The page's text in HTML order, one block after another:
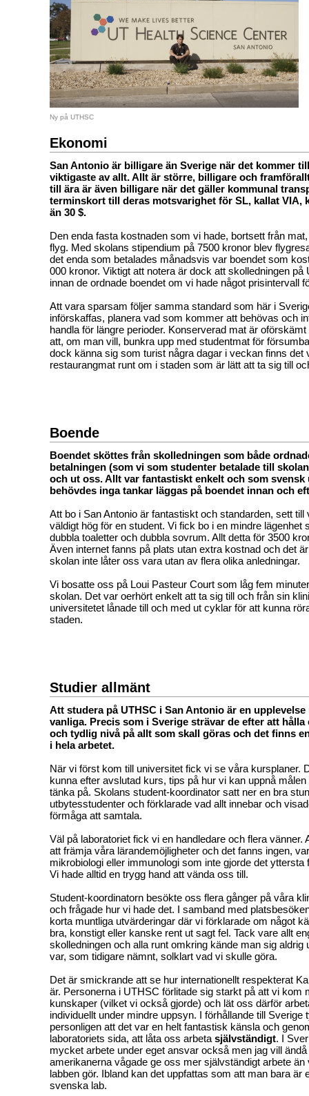
Ny på UTHSC
Ekonomi
San Antonio är billigare än Sverige när det kommer
viktigaste av allt. Allt är större, billigare och
till ära är även billigare när det gäller kommunal
terminskort till deras motsvarighet för SL, kallat VIA,
än 30 $.
Den enda fasta kostnaden som vi hade, bortsett från
flyg. Med skolans stipendium på 7500 kronor blev
det enda som betalades månadsvis var boendet som
000 kronor. Viktigt att notera är dock att skolledningen på
innan de ordnade boendet om vi hade något prisintervall
Att vara sparsam följer samma standard som här i
införskaffas, planera vad som kommer att behövas och
handla för längre perioder. Konserverad mat är
att, om man vill, bunkra upp med studentmat för
dock känna sig som turist några dagar i veckan finns det
restaurangmat runt om i staden som är lätt att ta sig till
Boende
Boendet sköttes från skolledningen som både
betalningen (som vi som studenter betalade till
och ut oss. Allt var fantastiskt enkelt och som
behövdes inga tankar läggas på boendet innan och
Att bo i San Antonio är fantastiskt och standarden, sett till
väldigt hög för en student. Vi fick bo i en mindre lägenhet
dubbla toaletter och dubbla sovrum. Allt detta för 3500
Även internet fanns på plats utan extra kostnad och det
skolan inte låter oss vara utan av flera olika anledningar.
Vi bosatte oss på Loui Pasteur Court som låg fem
skolan. Det var oerhört enkelt att ta sig till och från sin
universitetet lånade till och med ut cyklar för att kunna
staden.
Studier allmänt
Att studera på UTHSC i San Antonio är en
vanliga. Precis som i Sverige strävar de efter att
och tydlig nivå på allt som skall göras och det finns
i hela arbetet.
När vi först kom till universitet fick vi se våra kursplaner.
kunna efter avslutad kurs, tips på hur vi kan uppnå
tänka på. Skolans student-koordinator satt ner en bra
utbytesstudenter och förklarade vad allt innebar och
förmåga att samtala.
Väl på laboratoriet fick vi en handledare och flera vänner.
att främja våra lärandemöjligheter och det fanns ingen,
mikrobiologi eller immunologi som inte gjorde det yttersta
Vi hade alltid en trygg hand att vända oss till.
Student-koordinatorn besökte oss flera gånger på våra
och frågade hur vi hade det. I samband med
korta muntliga utvärderingar där vi förklarade om något
bra, konstigt eller kanske rent ut sagt fel. Tack vare allt
skolledningen och alla runt omkring kände man sig aldrig
var, som tidigare nämnt, solklart vad vi skulle göra.
Det är smickrande att se hur internationellt respekterat
är. Personerna i UTHSC förlitade sig starkt på att vi kom
kunskaper (vilket vi också gjorde) och lät oss därför
individuellt under mindre uppsyn. I förhållande till Sverige
personligen att det var en helt fantastisk känsla och
laboratoriets sida, att låta oss arbeta självständigt. I
mycket arbete under eget ansvar också men jag vill
amerikanerna vågade ge oss mer självständigt arbete
labben gör. Ibland kan det uppfattas som att man bara är
svenska lab.